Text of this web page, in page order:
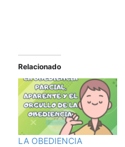
Relacionado
LA OBEDIENCIA